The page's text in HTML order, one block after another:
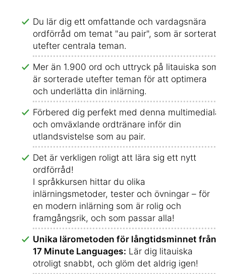
Du lär dig ett omfattande och vardagsnära
ordförråd om temat "au pair", som är sorterat
utefter centrala teman.
Mer än 1.900 ord och uttryck på litauiska som
är sorterade utefter teman för att optimera
och underlätta din inlärning.
Förbered dig perfekt med denna multimediala
och omväxlande ordtränare inför din
utlandsvistelse som au pair.
Det är verkligen roligt att lära sig ett nytt
ordförråd!
I språkkursen hittar du olika
inlärningsmetoder, tester och övningar – för
en modern inlärning som är rolig och
framgångsrik, och som passar alla!
Unika lärometoden för långtidsminnet från
17 Minute Languages: Lär dig litauiska
otroligt snabbt, och glöm det aldrig igen!